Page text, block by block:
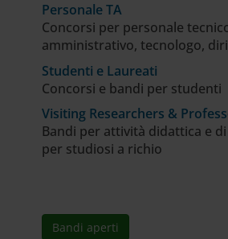
Personale TA
Concorsi per personale
amministrativo, tecnologo,
Studenti e Laureati
Concorsi e bandi per studenti
Visiting Researchers &
Bandi per attività didattica e
per studiosi a richio
Bandi aperti